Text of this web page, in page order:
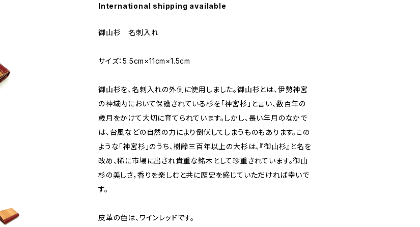
International shipping available
御山杉 名刺入れ
サイズ：5.5cm×11cm×1.5cm
御山杉を、名刺入れの外側に使用しました。御山杉とは、伊勢神宮
の神域内において保護されている杉を「神宮杉」と言い、数百年の
歳月をかけて大切に育てられています。しかし、長い年月のなかで
は、台風などの自然の力により倒伏してしまうものもあります。この
ような「神宮杉」のうち、樹齢三百年以上の大杉は、『御山杉』と名を
改め、稀に市場に出され貴重な銘木として珍重されています。御山
杉の美しさ，香りを楽しむと共に歴史を感じていただければ幸いで
す。
皮革の色は、ワインレッドです。